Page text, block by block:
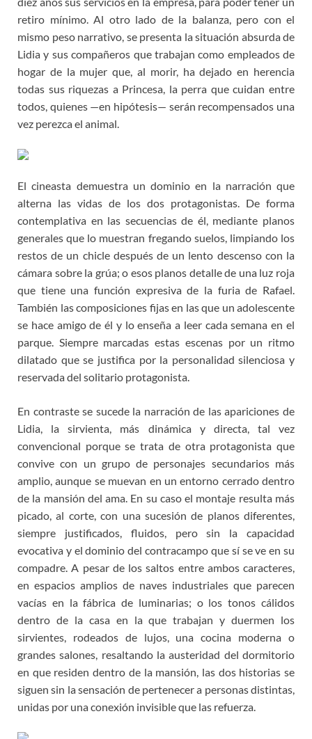
retiro mínimo. Al otro lado de la balanza, pero con el
mismo peso narrativo, se presenta la situación absurda de
Lidia y sus compañeros que trabajan como empleados de
hogar de la mujer que, al morir, ha dejado en herencia
todas sus riquezas a Princesa, la perra que cuidan entre
todos, quienes —en hipótesis— serán recompensados una
vez perezca el animal.
El cineasta demuestra un dominio en la narración que
alterna las vidas de los dos protagonistas. De forma
contemplativa en las secuencias de él, mediante planos
generales que lo muestran fregando suelos, limpiando los
restos de un chicle después de un lento descenso con la
cámara sobre la grúa; o esos planos detalle de una luz roja
que tiene una función expresiva de la furia de Rafael.
También las composiciones fijas en las que un adolescente
se hace amigo de él y lo enseña a leer cada semana en el
parque. Siempre marcadas estas escenas por un ritmo
dilatado que se justifica por la personalidad silenciosa y
reservada del solitario protagonista.
En contraste se sucede la narración de las apariciones de
Lidia, la sirvienta, más dinámica y directa, tal vez
convencional porque se trata de otra protagonista que
convive con un grupo de personajes secundarios más
amplio, aunque se muevan en un entorno cerrado dentro
de la mansión del ama. En su caso el montaje resulta más
picado, al corte, con una sucesión de planos diferentes,
siempre justificados, fluidos, pero sin la capacidad
evocativa y el dominio del contracampo que sí se ve en su
compadre. A pesar de los saltos entre ambos caracteres,
en espacios amplios de naves industriales que parecen
vacías en la fábrica de luminarias; o los tonos cálidos
dentro de la casa en la que trabajan y duermen los
sirvientes, rodeados de lujos, una cocina moderna o
grandes salones, resaltando la austeridad del dormitorio
en que residen dentro de la mansión, las dos historias se
siguen sin la sensación de pertenecer a personas distintas,
unidas por una conexión invisible que las refuerza.